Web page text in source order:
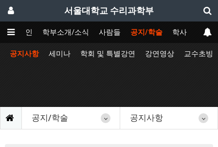
서울대학교 수리과학부
메인 학부소개/소식 사람들 공지/학술 학사
공지사항 세미나 학회 및 특별강연 강연영상 교수초빙
공지/학술 공지사항